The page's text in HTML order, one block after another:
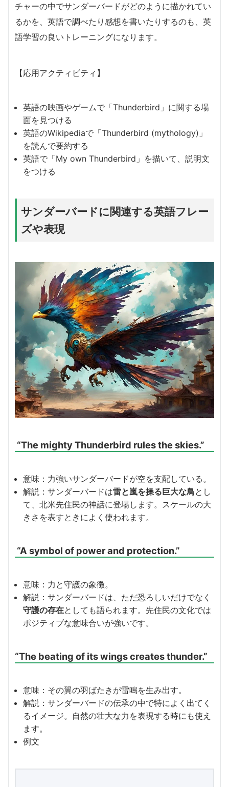
チャーの中でサンダーバードがどのように描かれてい
るかを、英語で調べたり感想を書いたりするのも、英
語学習の良いトレーニングになります。
【応用アクティビティ】
英語の映画やゲームで「Thunderbird」に関する場
面を見つける
英語のWikipediaで「Thunderbird (mythology)」
を読んで要約する
英語で「My own Thunderbird」を描いて、説明文
をつける
サンダーバードに関連する英語フレー
ズや表現
“The mighty Thunderbird rules the skies.”
意味：力強いサンダーバードが空を支配している。
解説：サンダーバードは雷と嵐を操る巨大な鳥とし
て、北米先住民の神話に登場します。スケールの大
きさを表すときによく使われます。
“A symbol of power and protection.”
意味：力と守護の象徴。
解説：サンダーバードは、ただ恐ろしいだけでなく
守護の存在としても語られます。先住民の文化では
ポジティブな意味合いが強いです。
“The beating of its wings creates thunder.”
意味：その翼の羽ばたきが雷鳴を生み出す。
解説：サンダーバードの伝承の中で特によく出てく
るイメージ。自然の壮大な力を表現する時にも使え
ます。
例文